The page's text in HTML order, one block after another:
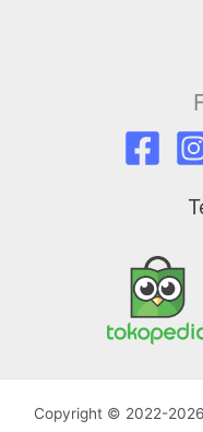
Copyright © 2022-